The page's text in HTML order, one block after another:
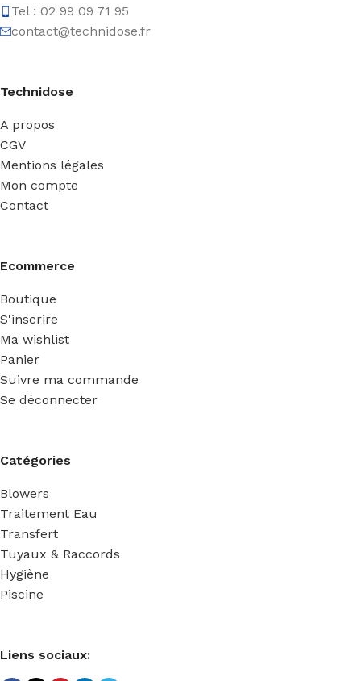
Tel : 02 99 09 71 95
contact@technidose.fr
Technidose
A propos
CGV
Mentions légales
Mon compte
Contact
Ecommerce
Boutique
S'inscrire
Ma wishlist
Panier
Suivre ma commande
Se déconnecter
Catégories
Blowers
Traitement Eau
Transfert
Tuyaux & Raccords
Hygiène
Piscine
Liens sociaux: